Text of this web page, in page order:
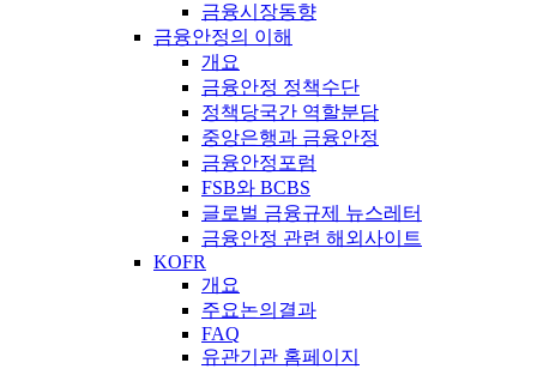
금융시장동향
금융안정의 이해
개요
금융안정 정책수단
정책당국간 역할분담
중앙은행과 금융안정
금융안정포럼
FSB와 BCBS
글로벌 금융규제 뉴스레터
금융안정 관련 해외사이트
KOFR
개요
주요논의결과
FAQ
유관기관 홈페이지